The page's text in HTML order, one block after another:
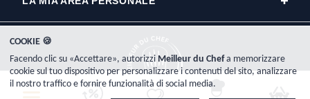
COOKIE 🍪
Facendo clic su «Accettare», autorizzi Meilleur du Chefa memorizzare
cookie sul tuo dispositivo per personalizzare i contenuti del sito, analizzare
il nostro traffico e fornire funzionalità di social media.